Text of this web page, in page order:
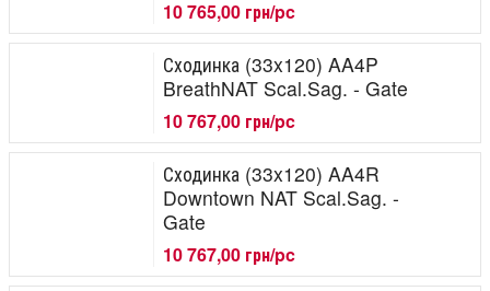
10 765,00 грн/pc
Сходинка (33x120) AA4P
BreathNAT Scal.Sag. - Gate
10 767,00 грн/pc
Сходинка (33x120) AA4R
Downtown NAT Scal.Sag. -
Gate
10 767,00 грн/pc